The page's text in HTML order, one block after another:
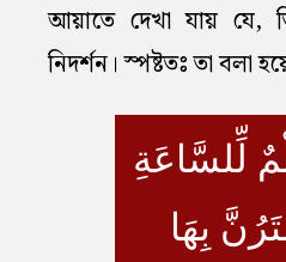
আয়াতে দেখা যায় যে,
নিদর্শন। স্পষ্টতঃ তা বলা
لِّلسَّاعَةِ
بِهَا